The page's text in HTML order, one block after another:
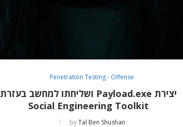
Penetration Testing - Offense
יצירת Payload.exe ושליחתו למחשב בעזרת
Social Engineering Toolkit
byTal Ben Shushan